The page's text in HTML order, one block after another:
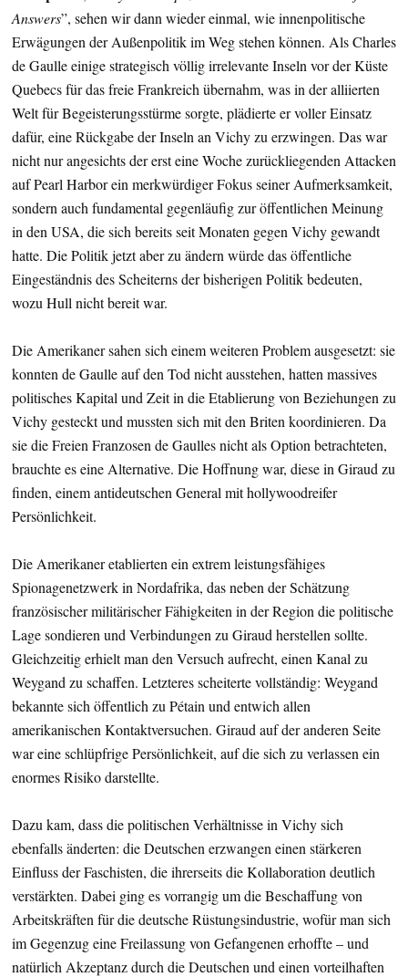
Answers”, sehen wir dann wieder einmal, wie innenpolitische
Erwägungen der Außenpolitik im Weg stehen können. Als Charles
de Gaulle einige strategisch völlig irrelevante Inseln vor der Küste
Quebecs für das freie Frankreich übernahm, was in der alliierten
Welt für Begeisterungsstürme sorgte, plädierte er voller Einsatz
dafür, eine Rückgabe der Inseln an Vichy zu erzwingen. Das war
nicht nur angesichts der erst eine Woche zurückliegenden Attacken
auf Pearl Harbor ein merkwürdiger Fokus seiner Aufmerksamkeit,
sondern auch fundamental gegenläufig zur öffentlichen Meinung
in den USA, die sich bereits seit Monaten gegen Vichy gewandt
hatte. Die Politik jetzt aber zu ändern würde das öffentliche
Eingeständnis des Scheiterns der bisherigen Politik bedeuten,
wozu Hull nicht bereit war.
Die Amerikaner sahen sich einem weiteren Problem ausgesetzt: sie
konnten de Gaulle auf den Tod nicht ausstehen, hatten massives
politisches Kapital und Zeit in die Etablierung von Beziehungen zu
Vichy gesteckt und mussten sich mit den Briten koordinieren. Da
sie die Freien Franzosen de Gaulles nicht als Option betrachteten,
brauchte es eine Alternative. Die Hoffnung war, diese in Giraud zu
finden, einem antideutschen General mit hollywoodreifer
Persönlichkeit.
Die Amerikaner etablierten ein extrem leistungsfähiges
Spionagenetzwerk in Nordafrika, das neben der Schätzung
französischer militärischer Fähigkeiten in der Region die politische
Lage sondieren und Verbindungen zu Giraud herstellen sollte.
Gleichzeitig erhielt man den Versuch aufrecht, einen Kanal zu
Weygand zu schaffen. Letzteres scheiterte vollständig: Weygand
bekannte sich öffentlich zu Pétain und entwich allen
amerikanischen Kontaktversuchen. Giraud auf der anderen Seite
war eine schlüpfrige Persönlichkeit, auf die sich zu verlassen ein
enormes Risiko darstellte.
Dazu kam, dass die politischen Verhältnisse in Vichy sich
ebenfalls änderten: die Deutschen erzwangen einen stärkeren
Einfluss der Faschisten, die ihrerseits die Kollaboration deutlich
verstärkten. Dabei ging es vorrangig um die Beschaffung von
Arbeitskräften für die deutsche Rüstungsindustrie, wofür man sich
im Gegenzug eine Freilassung von Gefangenen erhoffte – und
natürlich Akzeptanz durch die Deutschen und einen vorteilhaften